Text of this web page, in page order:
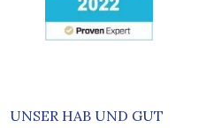
UNSER HAB UND GUT